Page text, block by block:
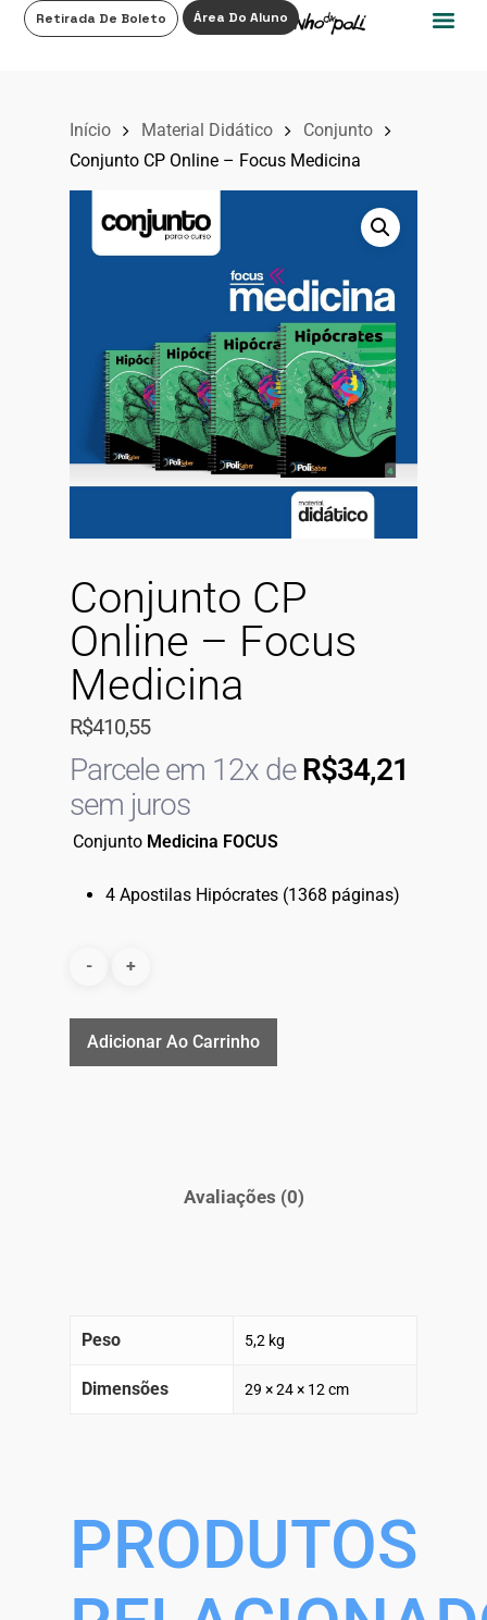
Retirada De Boleto Área Do Aluno
Início Material Didático
Conjunto
Conjunto CP Online – Focus Medicina
Conjunto CP
Online – Focus
Medicina
R$410,55
Parcele em 12x deR$34,21
sem juros
Conjunto Medicina FOCUS
4 Apostilas Hipócrates (1368 páginas)
Adicionar Ao Carrinho
Avaliações (0)
Peso 5,2 kg
Dimensões 29 × 24 × 12 cm
PRODUTOS